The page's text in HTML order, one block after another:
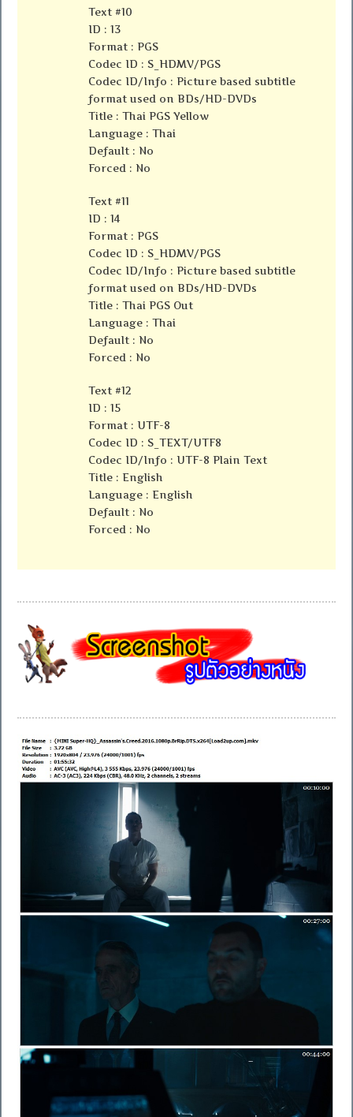
Text #10
ID : 13
Format : PGS
Codec ID : S_HDMV/PGS
Codec ID/Info : Picture based subtitle
format used on BDs/HD-DVDs
Title : Thai PGS Yellow
Language : Thai
Default : No
Forced : No
Text #11
ID : 14
Format : PGS
Codec ID : S_HDMV/PGS
Codec ID/Info : Picture based subtitle
format used on BDs/HD-DVDs
Title : Thai PGS Out
Language : Thai
Default : No
Forced : No
Text #12
ID : 15
Format : UTF-8
Codec ID : S_TEXT/UTF8
Codec ID/Info : UTF-8 Plain Text
Title : English
Language : English
Default : No
Forced : No